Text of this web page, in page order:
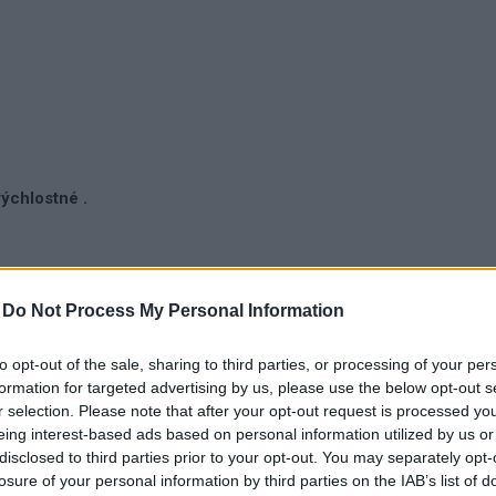
Do Not Process My Personal Information
opt-out of the sale, sharing to third parties, or processing of your
for targeted advertising by us, please use the below opt-out
selection. Please note that after your opt-out request is processed
interest-based ads based on personal information utilized by us
to third parties prior to your opt-out. You may separately
of your personal information by third parties on the IAB’s list of
.
DT SWISS PROLOCK
ALU STRIEBORNÉ
NIPPLE DT SWISS
ALU ČIERNÉ